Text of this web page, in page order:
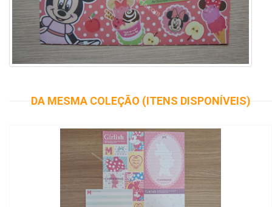
DA MESMA COLEÇÃO (ITENS DISPONÍVEIS)